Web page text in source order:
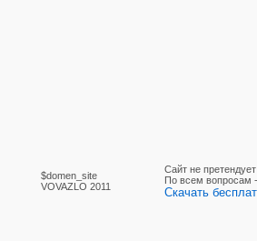
$domen_site
VOVAZLO 2011
Сайт не
По вcем вопросам
Скачать